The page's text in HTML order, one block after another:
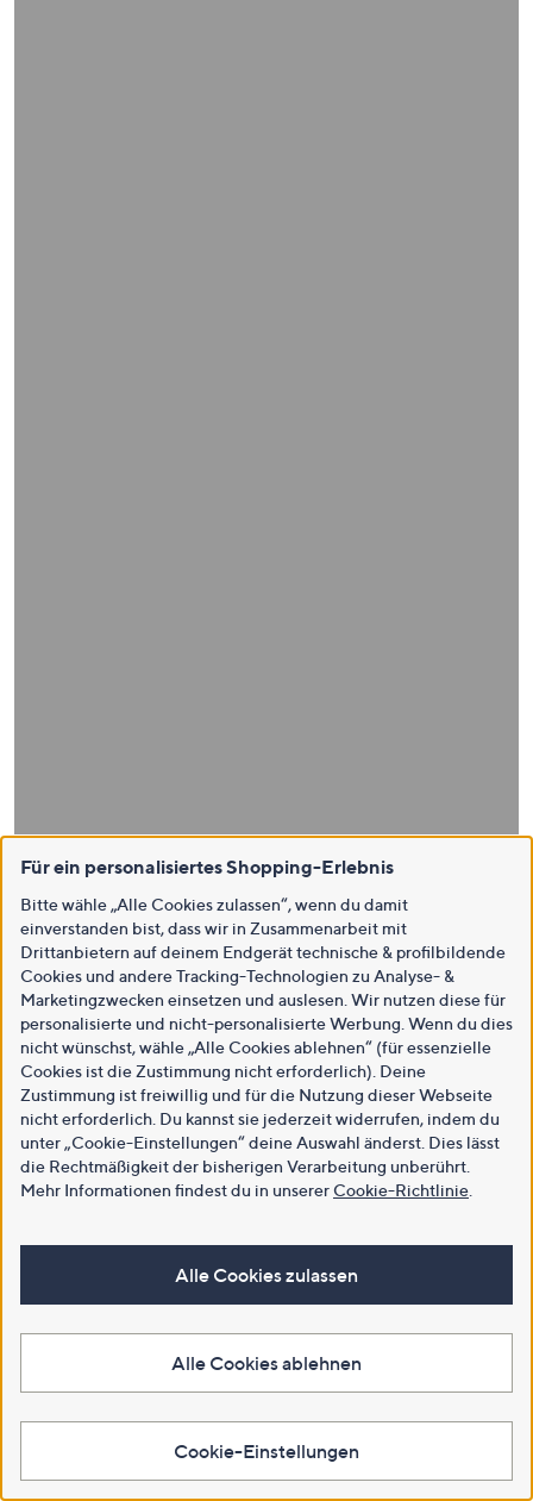
Für ein personalisiertes Shopping-Erlebnis
Bitte wähle „Alle Cookies zulassen“, wenn du damit
einverstanden bist, dass wir in Zusammenarbeit mit
Drittanbietern auf deinem Endgerät technische & profilbildende
Cookies und andere Tracking-Technologien zu Analyse- &
Marketingzwecken einsetzen und auslesen. Wir nutzen diese für
personalisierte und nicht-personalisierte Werbung. Wenn du dies
nicht wünschst, wähle „Alle Cookies ablehnen“ (für essenzielle
Cookies ist die Zustimmung nicht erforderlich). Deine
Zustimmung ist freiwillig und für die Nutzung dieser Webseite
nicht erforderlich. Du kannst sie jederzeit widerrufen, indem du
unter „Cookie-Einstellungen“ deine Auswahl änderst. Dies lässt
die Rechtmäßigkeit der bisherigen Verarbeitung unberührt.
Mehr Informationen findest du in unsererCookie-Richtlinie
Alle Cookies zulassen
Alle Cookies ablehnen
Cookie-Einstellungen